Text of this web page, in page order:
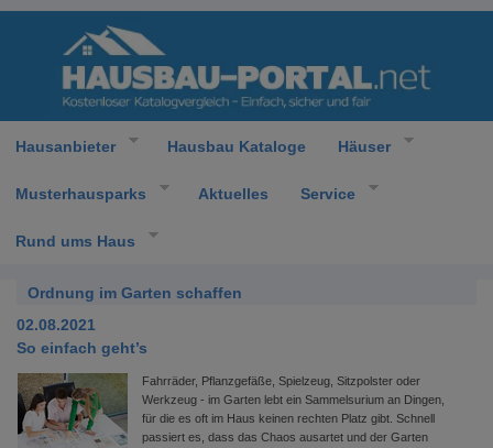
Hausanbieter Hausbau Kataloge Häuser
Musterhausparks Aktuelles Service
Rund ums Haus
Ordnung im Garten schaffen
02.08.2021
So einfach geht’s
Fahrräder, Pflanzgefäße, Spielzeug, Sitzpolster oder
Werkzeug - im Garten lebt ein Sammelsurium an Dingen,
für die es oft im Haus keinen rechten Platz gibt. Schnell
passiert es, dass das Chaos ausartet und der Garten